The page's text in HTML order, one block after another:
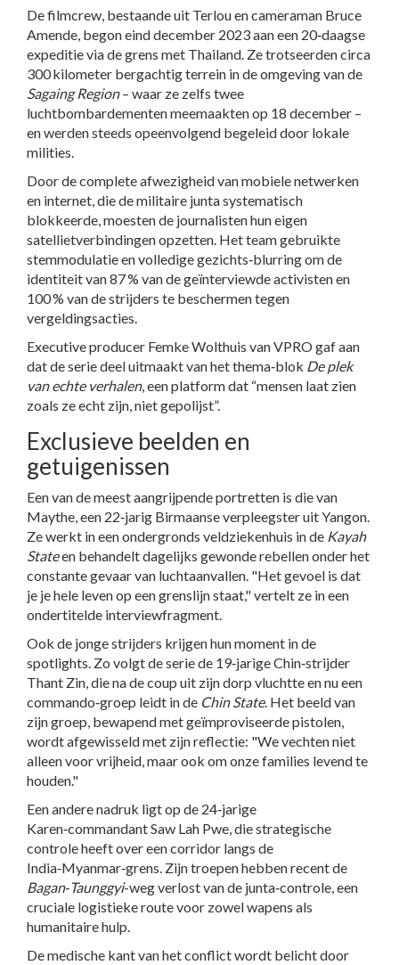
De filmcrew, bestaande uit Terlou en cameraman Bruce
Amende, begon eind december 2023 aan een 20‑daagse
expeditie via de grens met Thailand. Ze trotseerden circa
300 kilometer bergachtig terrein in de omgeving van de
Sagaing Region– waar ze zelfs twee
luchtbombardementen meemaakten op 18 december –
en werden steeds opeenvolgend begeleid door lokale
milities.
Door de complete afwezigheid van mobiele netwerken
en internet, die de militaire junta systematisch
blokkeerde, moesten de journalisten hun eigen
satellietverbindingen opzetten. Het team gebruikte
stemmodulatie en volledige gezichts‑blurring om de
identiteit van 87 % van de geïnterviewde activisten en
100 % van de strijders te beschermen tegen
vergeldingsacties.
Executive producer Femke Wolthuis van VPRO gaf aan
dat de serie deel uitmaakt van het thema‑blok De plek
van echte verhalen, een platform dat “mensen laat zien
zoals ze echt zijn, niet gepolijst”.
Exclusieve beelden en
getuigenissen
Een van de meest aangrijpende portretten is die van
Maythe, een 22‑jarig Birmaanse verpleegster uit Yangon.
Ze werkt in een ondergronds veldziekenhuis in de Kayah
Stateen behandelt dagelijks gewonde rebellen onder het
constante gevaar van luchtaanvallen. "Het gevoel is dat
je je hele leven op een grenslijn staat," vertelt ze in een
ondertitelde interviewfragment.
Ook de jonge strijders krijgen hun moment in de
spotlights. Zo volgt de serie de 19‑jarige Chin‑strijder
Thant Zin, die na de coup uit zijn dorp vluchtte en nu een
commando‑groep leidt in de Chin State. Het beeld van
zijn groep, bewapend met geïmproviseerde pistolen,
wordt afgewisseld met zijn reflectie: "We vechten niet
alleen voor vrijheid, maar ook om onze families levend te
houden."
Een andere nadruk ligt op de 24‑jarige
Karen‑commandantSaw Lah Pwe, die strategische
controle heeft over een corridor langs de
India‑Myanmar‑grens. Zijn troepen hebben recent de
Bagan‑Taunggyi-weg verlost van de junta‑controle, een
cruciale logistieke route voor zowel wapens als
humanitaire hulp.
De medische kant van het conflict wordt belicht door